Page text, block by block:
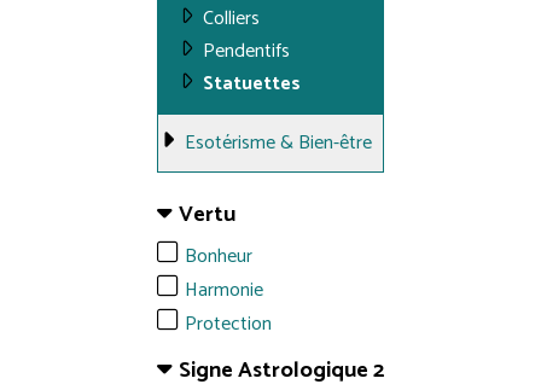
Colliers
Pendentifs
Statuettes
Esotérisme & Bien-être
Vertu
Bonheur
Harmonie
Protection
Signe Astrologique 2